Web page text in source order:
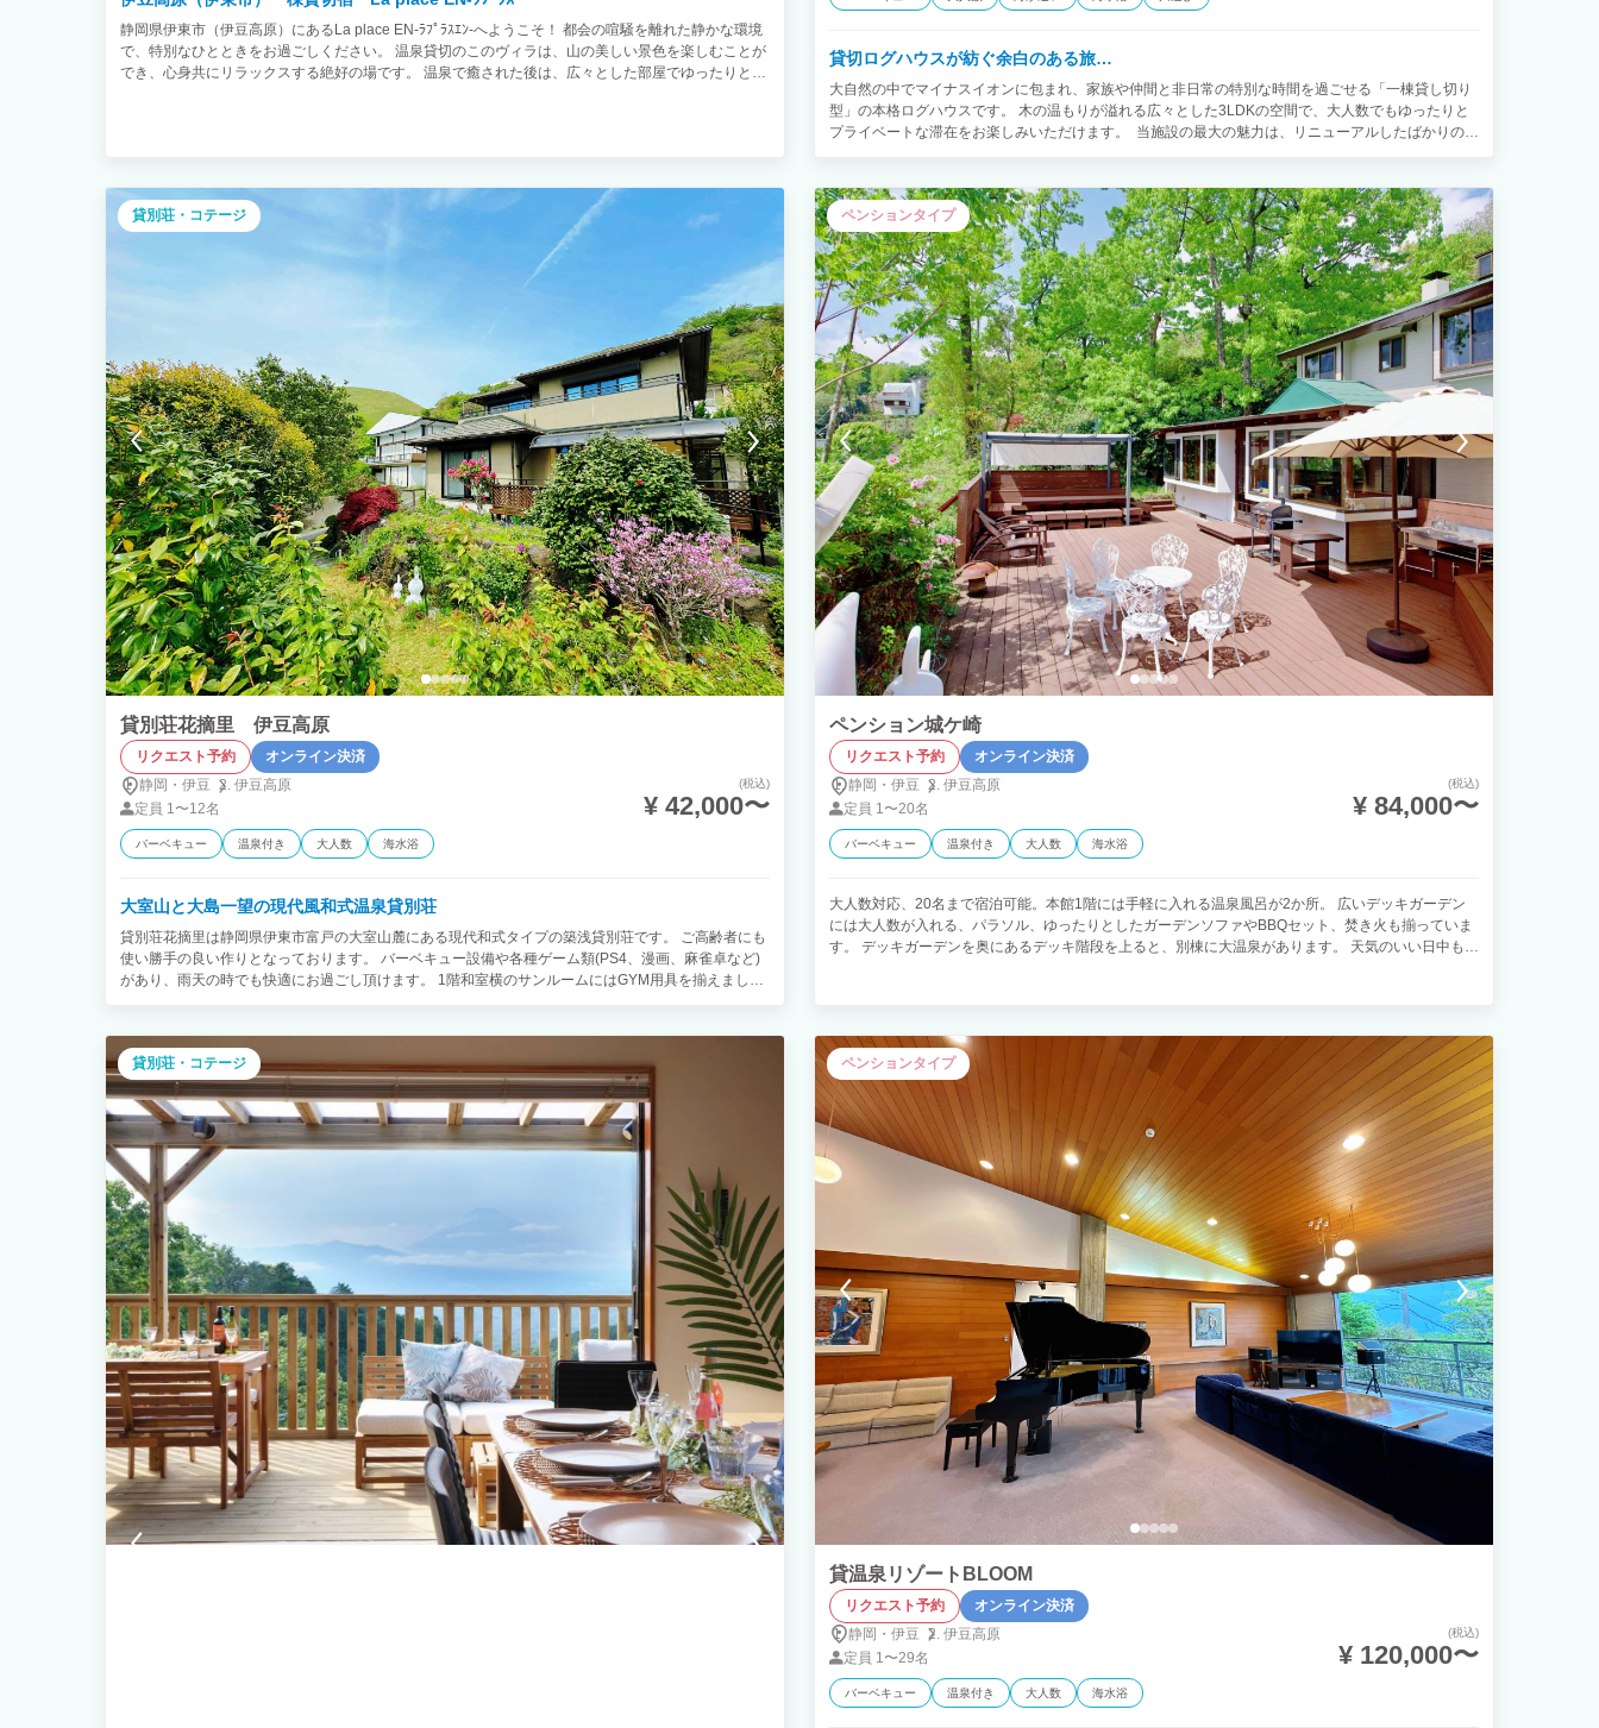
静岡県伊東市（伊豆高原）にあるLa place EN-ﾗﾌﾟﾗｽｴﾝ-へようこそ！ 都会の喧騒を離れた静かな環境
で、特別なひとときをお過ごしください。 温泉貸切のこのヴィラは、山の美しい景色を楽しむことが
でき、心身共にリラックスする絶好の場です。 温泉で癒された後は、広々とした部屋でゆったりとお
頂けます！ ・洗濯機・乾燥機完備 ・駐車場 2台分スペース有（無料/予約不要） 【家電設備】 ・電
ライヤー・ヘアーアイロン・IHクッキングヒーター・BBQコンロ貸出有 その他、調理器具・食器
類はご自由にお使い頂けます！ 【景観・お部屋】 ◆山の景色を楽しめる ◆大室山の麓に位置し大
迫力の大室山をご堪能頂けます！ ◆和洋室の広々とした空間 ◆高い天井と大きな窓が生み出す
開放感！ 【アクセス】 静岡県伊東市池628-9 伊東の中心地からのアクセスも良好で、観光の拠点と
しても最適です。ぜひこの機会に、ご友人やご家族と特別な時間をお過ごしください。 【お客様へお
願い】 ご予約時にメールアドレスの入力をお願いいたします。 ご予約完了後、旅館業法に基づき、お
客様情報の入力が必要となります。 minpakuINよりお客様マイページURLをお送りいたします。 チェ
ックイン前日までにご入力をお済まください。 ※送られてこない場合はご連絡をお願いいたします。
貸切ログハウスが紡ぐ余白のある旅…
大自然の中でマイナスイオンに包まれ、家族や仲間と非日常の特別な時間を過ごせる「一棟貸し切り
型」の本格ログハウスです。 木の温もりが溢れる広々とした3LDKの空間で、大人数でもゆったりと
プライベートな滞在をお楽しみいただけます。 当施設の最大の魅力は、リニューアルしたばかりの
突然の雨でも天候を気にせず、快適にプライベートBBQをお楽しみいただけます。無料のBBQセット
をご用意しておりますので、お好きな食材や調味料をお持ち込みいただくだけで、手軽に極上のBBQ
タイムがスタートします。（※閑静な別荘地のため、テラスでのBBQは20時までとなります） ▼雨
でも全力で楽しめる！圧倒的な屋内エンタメ 万が一の雨でも、館内だけで1日中遊び尽くせるグッズ
を多数完備しています。 ・本格的な電子ダーツ（ダーツライブ） ・専用スペースでの卓球台 ・50イ
ンチの大型テレビでのTVゲーム ・大人数で盛り上がる豊富なボードゲーム 日常の喧騒を忘れ、時間
を忘れて仲間と白熱した時間をお過ごしください。 ▼快適さを追求した最新の家具・家電 新品の寝
具をはじめ、大型冷蔵庫、テレビ、洗濯機、乾燥機、そして高速Wi-Fiを完備。長期滞在やワーケーシ
ョン、小さなお子様連れのファミリーでも我が家のように快適に完結した生活が送れます。 ▼周辺環
境とアクセス 伊豆屈指の透明度を誇る「今井浜海岸」や、白い砂浜が広がる王道の「白浜大浜海水浴
場」まで車でアクセス抜群！昼は綺麗な海で思いきり泳ぎ、夜は涼しいログハウスに帰ってBBQで乾
杯する、最高の夏休み・休日をお約束します。 【間取り・定員について】 広々とした3LDKの間取り
で、成人8名様程度までのご宿泊を推奨しております。宿泊自体は8名以上でも対応可能な場合がござ
いますので、ぜひお気軽にご相談ください！
貸別荘・コテージ
貸別荘花摘里 伊豆高原
リクエスト予約
オンライン決済
静岡・伊豆
伊豆高原
定員 1〜12名
(税込)
¥ 42,000〜
バーベキュー 温泉付き 大人数 海水浴
大室山と大島一望の現代風和式温泉貸別荘
貸別荘花摘里は静岡県伊東市富戸の大室山麓にある現代和式タイプの築浅貸別荘です。 ご高齢者にも
使い勝手の良い作りとなっております。 バーベキュー設備や各種ゲーム類(PS4、漫画、麻雀卓など)
があり、雨天の時でも快適にお過ごし頂けます。 1階和室横のサンルームにはGYM用具を揃えまし
歩圏内の600m前後です。
ペンションタイプ
ペンション城ケ崎
リクエスト予約
オンライン決済
静岡・伊豆
伊豆高原
定員 1〜20名
(税込)
¥ 84,000〜
バーベキュー 温泉付き 大人数 海水浴
大人数対応、20名まで宿泊可能。本館1階には手軽に入れる温泉風呂が2か所。 広いデッキガーデン
には大人数が入れる、パラソル、ゆったりとしたガーデンソファやBBQセット、焚き火も揃っていま
す。 デッキガーデンを奥にあるデッキ階段を上ると、別棟に大温泉があります。 天気のいい日中も、
貸別荘・コテージ ペンションタイプ
貸温泉リゾートBLOOM
リクエスト予約
オンライン決済
静岡・伊豆
伊豆高原
定員 1〜29名
(税込)
¥ 120,000〜
バーベキュー 温泉付き 大人数 海水浴